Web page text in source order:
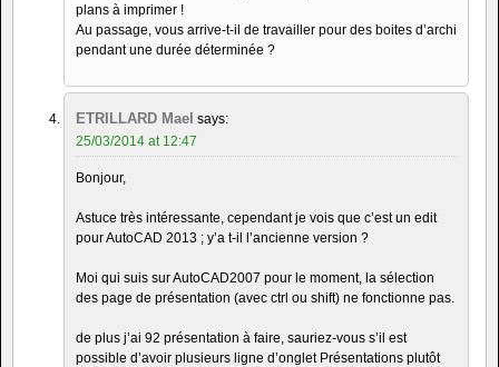
plans à imprimer !
Au passage, vous arrive-t-il de travailler pour des boites d’archi
pendant une durée déterminée ?
ETRILLARD Mael says:
25/03/2014 at 12:47
Bonjour,
Astuce très intéressante, cependant je vois que c’est un edit
pour AutoCAD 2013 ; y’a t-il l’ancienne version ?
Moi qui suis sur AutoCAD2007 pour le moment, la sélection
des page de présentation (avec ctrl ou shift) ne fonctionne pas.
de plus j’ai 92 présentation à faire, sauriez-vous s’il est
possible d’avoir plusieurs ligne d’onglet Présentations plutôt